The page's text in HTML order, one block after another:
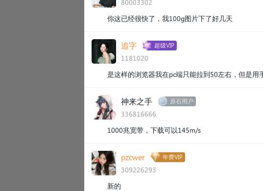
80003302
你这已经很快了，我100g图片下了好几天
追字 超级VIP
1181020
是这样的浏览器我在pc端只能拉到50左右，但是
神来之手 原石用户
336816666
1000兆宽带，下载可以145m/s
pzcwer 年费VIP
309226293
新的